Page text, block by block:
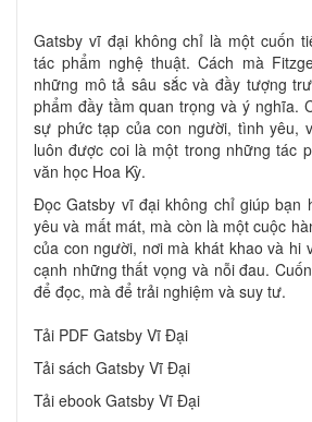
Gatsby vĩ đại không chỉ là một cuốn
tác phẩm nghệ thuật. Cách mà
những mô tả sâu sắc và đầy tượng
phẩm đầy tầm quan trọng và ý nghĩa.
sự phức tạp của con người, tình yêu,
luôn được coi là một trong những tác
văn học Hoa Kỳ.
Đọc Gatsby vĩ đại không chỉ giúp bạn
yêu và mất mát, mà còn là một cuộc
của con người, nơi mà khát khao và hi
cạnh những thất vọng và nỗi đau.
để đọc, mà để trải nghiệm và suy tư.
Tải PDF Gatsby Vĩ Đại
Tải sách Gatsby Vĩ Đại
Tải ebook Gatsby Vĩ Đại